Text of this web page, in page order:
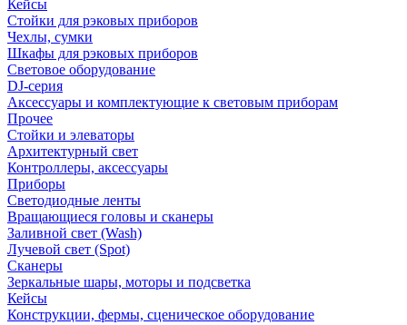
Кейсы
Стойки для рэковых приборов
Чехлы, сумки
Шкафы для рэковых приборов
Световое оборудование
DJ-серия
Аксессуары и комплектующие к световым приборам
Прочее
Стойки и элеваторы
Архитектурный свет
Контроллеры, аксессуары
Приборы
Светодиодные ленты
Вращающиеся головы и сканеры
Заливной свет (Wash)
Лучевой свет (Spot)
Сканеры
Зеркальные шары, моторы и подсветка
Кейсы
Конструкции, фермы, сценическое оборудование